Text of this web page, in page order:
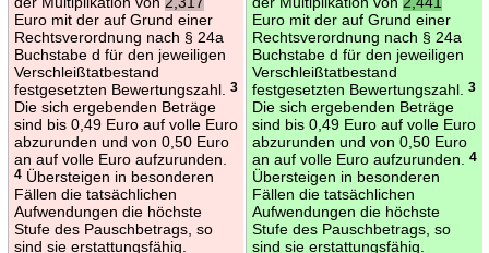
Euro mit der auf Grund einer
Rechtsverordnung nach § 24a
Buchstabe d für den jeweiligen
Verschleißtatbestand
festgesetzten Bewertungszahl.
3
Die sich ergebenden Beträge
sind bis 0,49 Euro auf volle Euro
abzurunden und von 0,50 Euro
an auf volle Euro aufzurunden.
4Übersteigen in besonderen
Fällen die tatsächlichen
Aufwendungen die höchste
Stufe des Pauschbetrags, so
sind sie erstattungsfähig.
Euro mit der auf Grund einer
Rechtsverordnung nach § 24a
Buchstabe d für den jeweiligen
Verschleißtatbestand
festgesetzten Bewertungszahl.
3
Die sich ergebenden Beträge
sind bis 0,49 Euro auf volle Euro
abzurunden und von 0,50 Euro
an auf volle Euro aufzurunden.
4
Übersteigen in besonderen
Fällen die tatsächlichen
Aufwendungen die höchste
Stufe des Pauschbetrags, so
sind sie erstattungsfähig.